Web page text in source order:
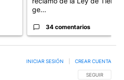
ge...
34 comentarios
SIGA ESTA
SEGUIR
INICIAR SESIÓN CREAR CUENTA